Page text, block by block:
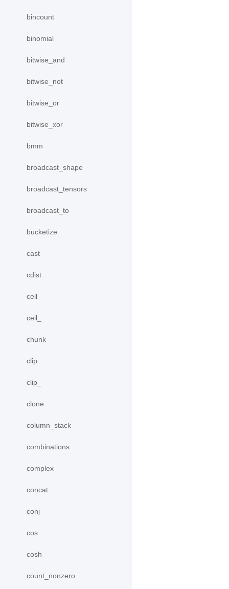
bincount
binomial
bitwise_and
bitwise_not
bitwise_or
bitwise_xor
bmm
broadcast_shape
broadcast_tensors
broadcast_to
bucketize
cast
cdist
ceil
ceil_
chunk
clip
clip_
clone
column_stack
combinations
complex
concat
conj
cos
cosh
count_nonzero